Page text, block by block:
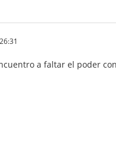
a faltar el poder